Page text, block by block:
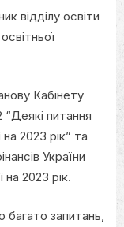
відділу освіти
Кабінету
“Деякі питання
2023 рік” та
України
на 2023 рік.
багато запитань,